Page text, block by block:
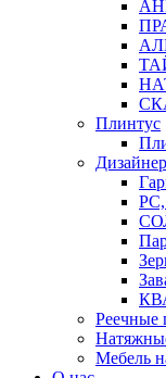
Плинтус
Реечные
Мебель